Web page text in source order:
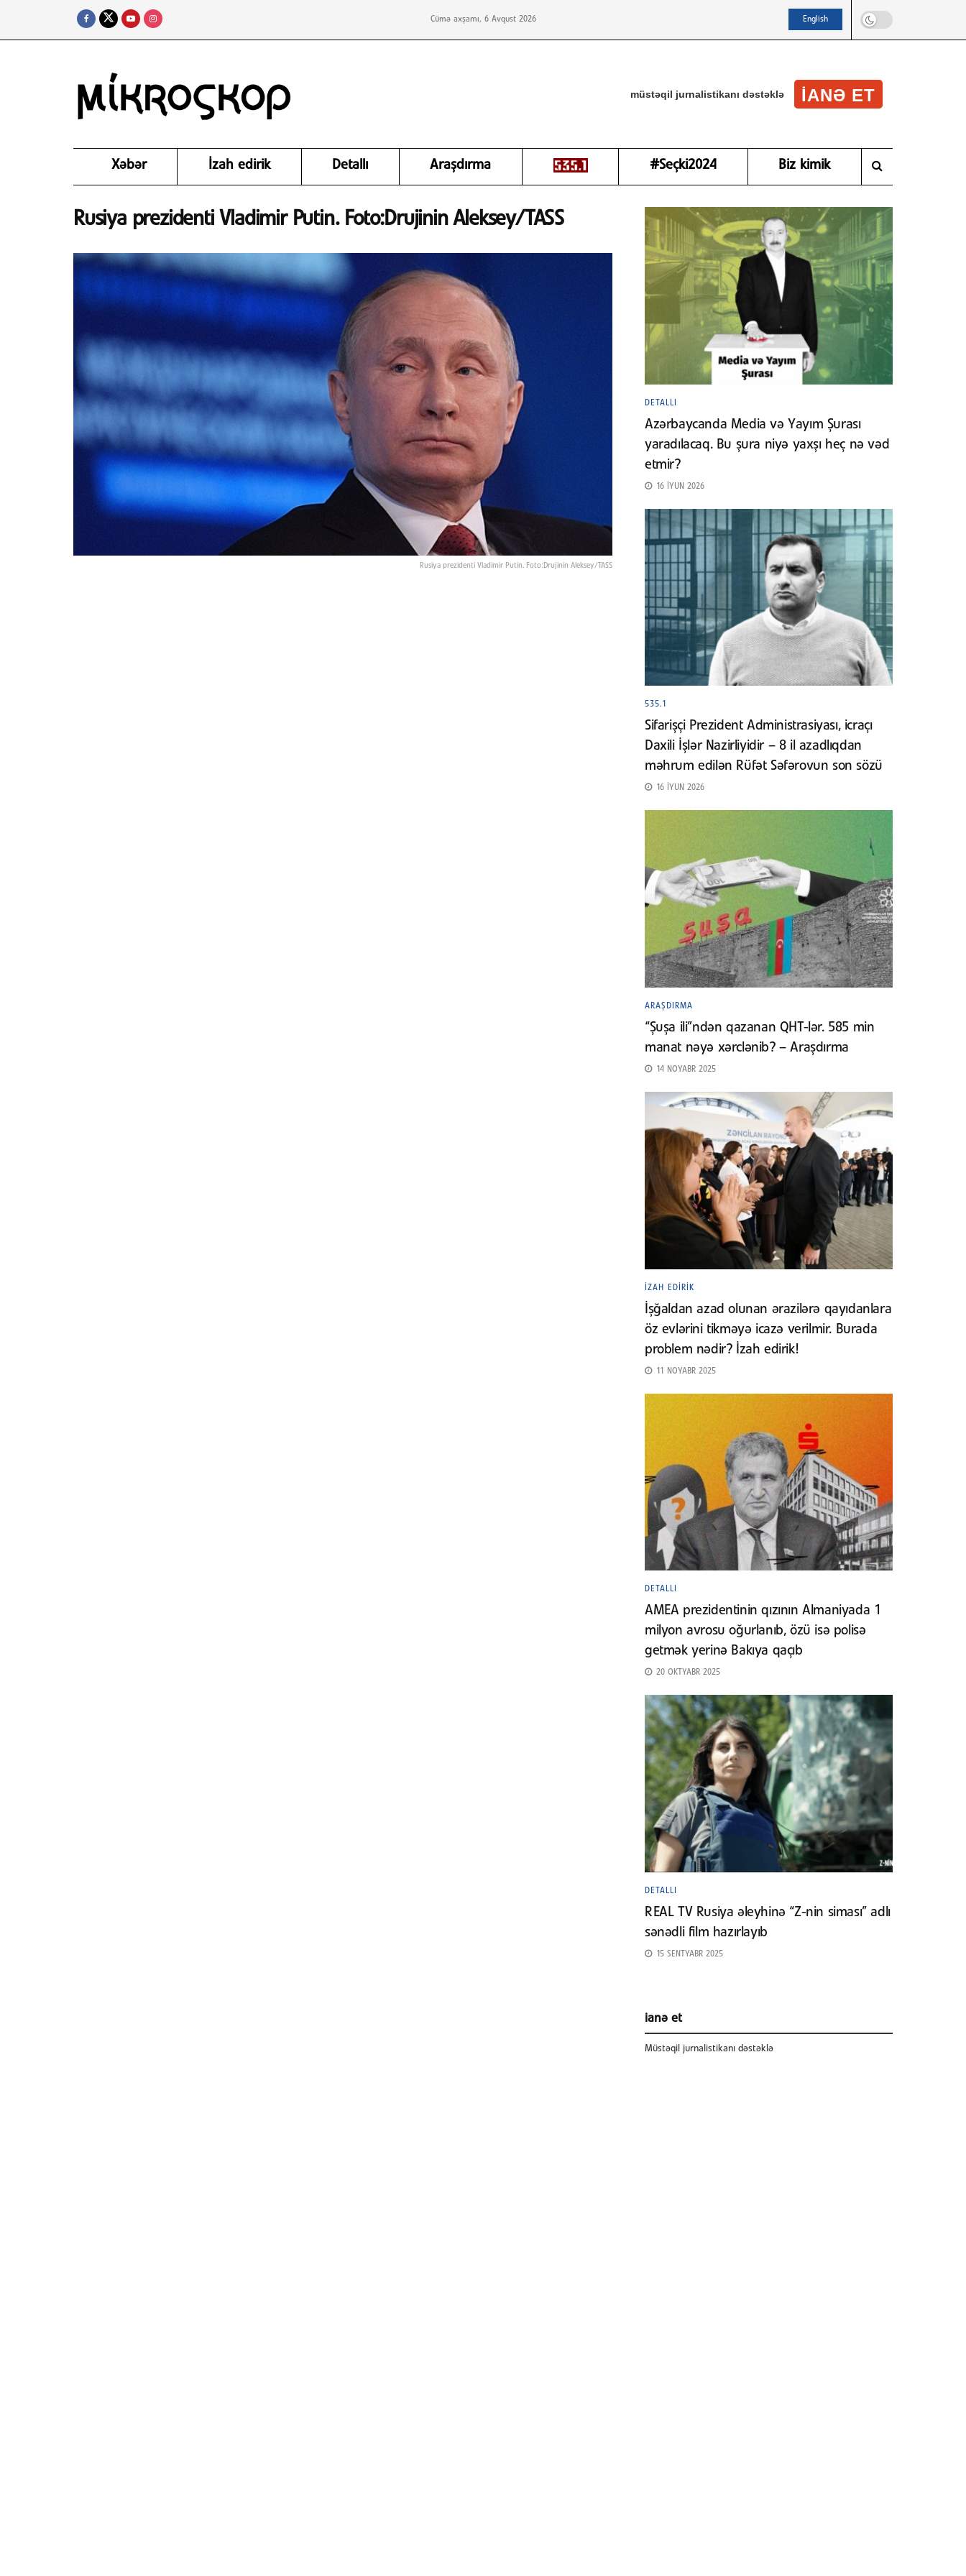
Cümə axşamı, 6 Avqust 2026 English
müstəqil jurnalistikanı dəstəklə IANƏ ET
Xəbər İzah edirik Detallı Araşdırma #Seçki2024 Biz kimik
Rusiya prezidenti Vladimir Putin. Foto:Drujinin Aleksey/TASS
Rusiya prezidenti Vladimir Putin. Foto:Drujinin Aleksey/TASS
DETALLI
Azərbaycanda Media və Yayım Şurası
yaradılacaq. Bu şura niyə yaxşı heç nə vəd
etmir?
16 İYUN 2026
535.1
Sifarişçi Prezident Administrasiyası, icraçı
Daxili İşlər Nazirliyidir – 8 il azadlıqdan
məhrum edilən Rüfət Səfərovun son sözü
16 İYUN 2026
ARAŞDIRMA
“Şuşa ili”ndən qazanan QHT-lər. 585 min
manat nəyə xərclənib? – Araşdırma
14 NOYABR 2025
İZAH EDIRIK
İşğaldan azad olunan ərazilərə qayıdanlara
öz evlərini tikməyə icazə verilmir. Burada
problem nədir? İzah edirik!
11 NOYABR 2025
DETALLI
AMEA prezidentinin qızının Almaniyada 1
milyon avrosu oğurlanıb, özü isə polisə
getmək yerinə Bakıya qaçıb
20 OKTYABR 2025
DETALLI
REAL TV Rusiya əleyhinə “Z-nin siması” adlı
sənədli film hazırlayıb
15 SENTYABR 2025
ianə et
Müstəqil jurnalistikanı dəstəklə